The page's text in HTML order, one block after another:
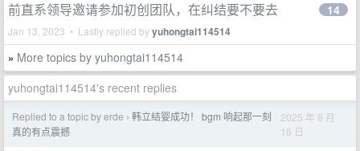
前直系领导邀请参加初创团队，在纠结要不要去
Jan 13, 2023 • Lastly replied byyuhongtai114514
14
» More topics by yuhongtai114514
yuhongtai114514's recent replies
Replied to a topic by erde › 韩立结婴成功！ bgm 响起那一刻
真的有点震撼
2025 年 8 月
16 日